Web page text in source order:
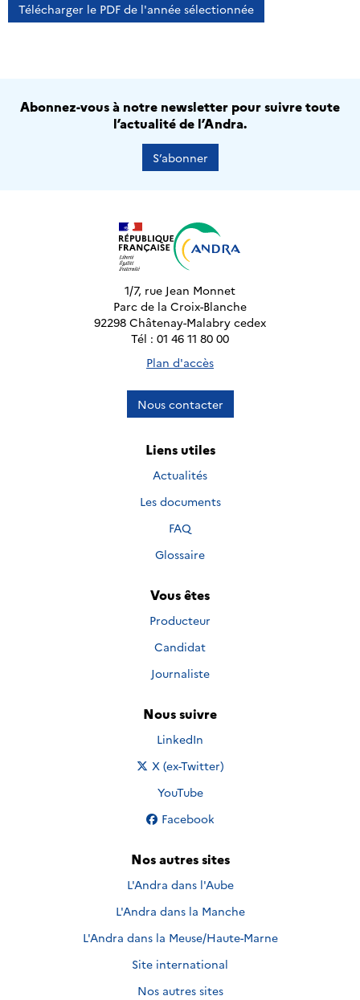
Télécharger le PDF de l'année sélectionnée
Abonnez-vous à notre newsletter pour suivre toute
l’actualité de l’Andra.
S’abonner
1/7, rue Jean Monnet
Parc de la Croix-Blanche
92298 Châtenay-Malabry cedex
Tél : 01 46 11 80 00
Plan d'accès
Nous contacter
Liens utiles
Actualités
Les documents
FAQ
Glossaire
Vous êtes
Producteur
Candidat
Journaliste
Nous suivre
Nous suivre sur
LinkedIn
Nous suivre sur
X (ex-Twitter)
Nous suivre sur
YouTube
Nous suivre sur
Facebook
Nos autres sites
L'Andra dans l'Aube
L'Andra dans la Manche
L'Andra dans la Meuse/Haute-Marne
Site international
Nos autres sites